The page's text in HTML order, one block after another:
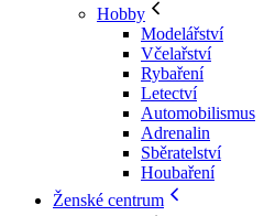
Hobby
Modelářství
Včelařství
Rybaření
Letectví
Automobilismus
Adrenalin
Sběratelství
Houbaření
Ženské centrum